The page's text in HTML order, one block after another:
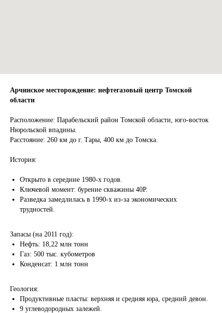
Арчинское месторождение: нефтегазовый центр Томской
области
Расположение: Парабельский район Томской области, юго-восток
Нюрольской впадины.
Расстояние: 260 км до г. Тары, 400 км до Томска.
История:
Открыто в середине 1980-х годов.
Ключевой момент: бурение скважины 40P.
Разведка замедлилась в 1990-х из-за экономических
трудностей.
Запасы (на 2011 год):
Нефть: 18,22 млн тонн
Газ: 500 тыс. кубометров
Конденсат: 1 млн тонн
Геология:
Продуктивные пласты: верхняя и средняя юра, средний девон.
9 углеводородных залежей.